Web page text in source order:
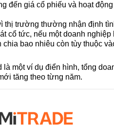
đến giá cổ phiếu và hoạt
thị trường thường nhận định
cổ tức, nếu một doanh
chia bao nhiêu còn tùy thuộc
là một ví dụ điển hình, tổng
tăng theo từng năm.